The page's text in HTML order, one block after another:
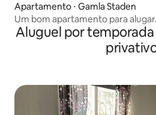
Apartamento ⋅ Gamla Staden
Um bom apartamento para
Aluguel por